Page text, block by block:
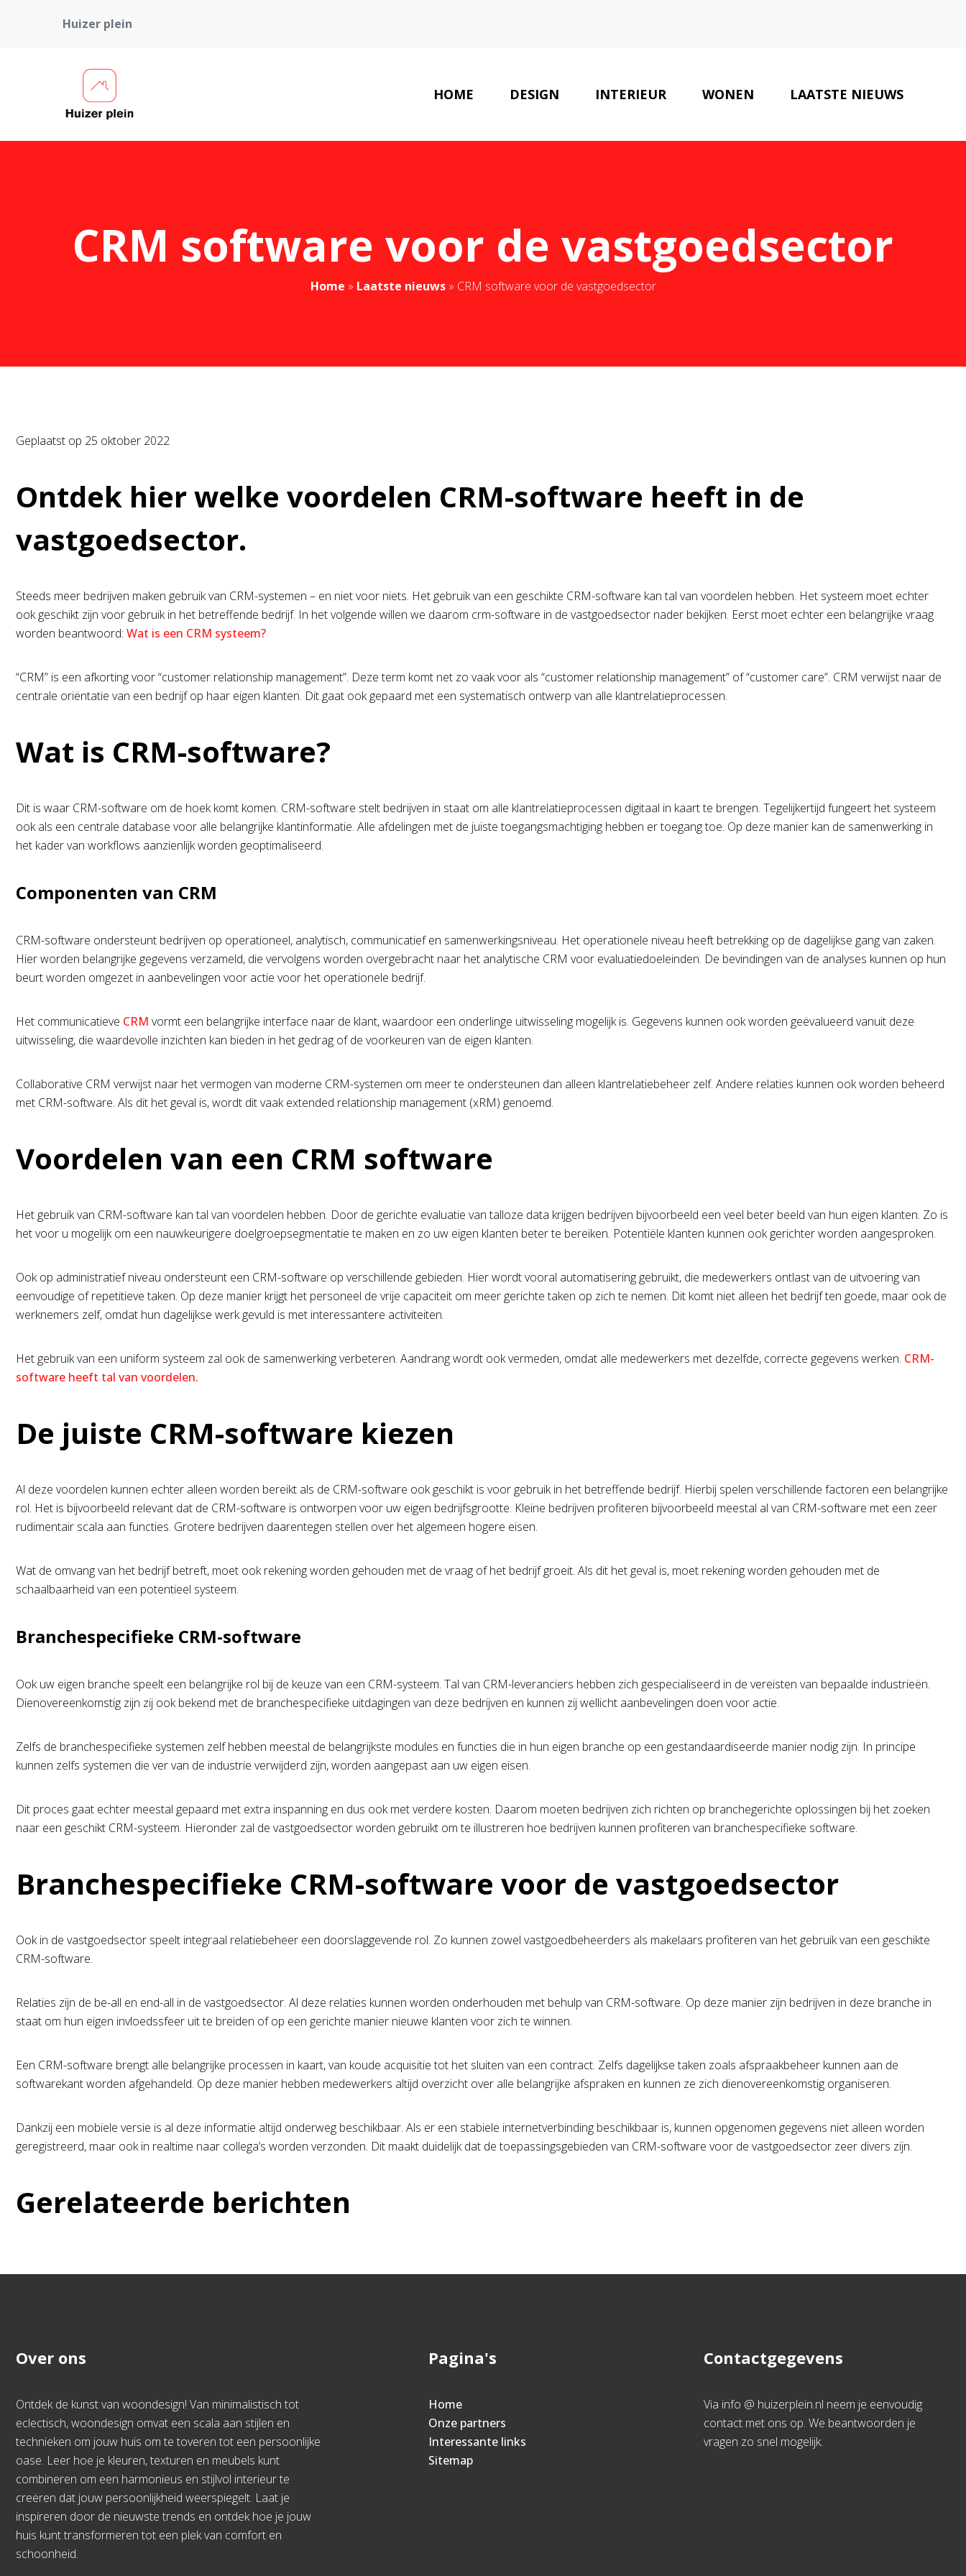
Huizer plein
HOME DESIGN INTERIEUR WONEN LAATSTE NIEUWS
CRM software voor de vastgoedsector
Home » Laatste nieuws» CRM software voor de vastgoedsector
Geplaatst op 25 oktober 2022
Ontdek hier welke voordelen CRM-software heeft in de
vastgoedsector.
Steeds meer bedrijven maken gebruik van CRM-systemen – en niet voor niets. Het gebruik van een geschikte CRM-software kan tal van voordelen hebben. Het systeem moet echter
ook geschikt zijn voor gebruik in het betreffende bedrijf. In het volgende willen we daarom crm-software in de vastgoedsector nader bekijken. Eerst moet echter een belangrijke vraag
worden beantwoord: Wat is een CRM systeem?
“CRM” is een afkorting voor “customer relationship management”. Deze term komt net zo vaak voor als “customer relationship management” of “customer care”. CRM verwijst naar de
centrale oriëntatie van een bedrijf op haar eigen klanten. Dit gaat ook gepaard met een systematisch ontwerp van alle klantrelatieprocessen.
Wat is CRM-software?
Dit is waar CRM-software om de hoek komt komen. CRM-software stelt bedrijven in staat om alle klantrelatieprocessen digitaal in kaart te brengen. Tegelijkertijd fungeert het systeem
ook als een centrale database voor alle belangrijke klantinformatie. Alle afdelingen met de juiste toegangsmachtiging hebben er toegang toe. Op deze manier kan de samenwerking in
het kader van workflows aanzienlijk worden geoptimaliseerd.
Componenten van CRM
CRM-software ondersteunt bedrijven op operationeel, analytisch, communicatief en samenwerkingsniveau. Het operationele niveau heeft betrekking op de dagelijkse gang van zaken.
Hier worden belangrijke gegevens verzameld, die vervolgens worden overgebracht naar het analytische CRM voor evaluatiedoeleinden. De bevindingen van de analyses kunnen op hun
beurt worden omgezet in aanbevelingen voor actie voor het operationele bedrijf.
Het communicatieve CRM vormt een belangrijke interface naar de klant, waardoor een onderlinge uitwisseling mogelijk is. Gegevens kunnen ook worden geëvalueerd vanuit deze
uitwisseling, die waardevolle inzichten kan bieden in het gedrag of de voorkeuren van de eigen klanten.
Collaborative CRM verwijst naar het vermogen van moderne CRM-systemen om meer te ondersteunen dan alleen klantrelatiebeheer zelf. Andere relaties kunnen ook worden beheerd
met CRM-software. Als dit het geval is, wordt dit vaak extended relationship management (xRM) genoemd.
Voordelen van een CRM software
Het gebruik van CRM-software kan tal van voordelen hebben. Door de gerichte evaluatie van talloze data krijgen bedrijven bijvoorbeeld een veel beter beeld van hun eigen klanten. Zo is
het voor u mogelijk om een nauwkeurigere doelgroepsegmentatie te maken en zo uw eigen klanten beter te bereiken. Potentiële klanten kunnen ook gerichter worden aangesproken.
Ook op administratief niveau ondersteunt een CRM-software op verschillende gebieden. Hier wordt vooral automatisering gebruikt, die medewerkers ontlast van de uitvoering van
eenvoudige of repetitieve taken. Op deze manier krijgt het personeel de vrije capaciteit om meer gerichte taken op zich te nemen. Dit komt niet alleen het bedrijf ten goede, maar ook de
werknemers zelf, omdat hun dagelijkse werk gevuld is met interessantere activiteiten.
Het gebruik van een uniform systeem zal ook de samenwerking verbeteren. Aandrang wordt ook vermeden, omdat alle medewerkers met dezelfde, correcte gegevens werken. CRM-
software heeft tal van voordelen.
De juiste CRM-software kiezen
Al deze voordelen kunnen echter alleen worden bereikt als de CRM-software ook geschikt is voor gebruik in het betreffende bedrijf. Hierbij spelen verschillende factoren een belangrijke
rol. Het is bijvoorbeeld relevant dat de CRM-software is ontworpen voor uw eigen bedrijfsgrootte. Kleine bedrijven profiteren bijvoorbeeld meestal al van CRM-software met een zeer
rudimentair scala aan functies. Grotere bedrijven daarentegen stellen over het algemeen hogere eisen.
Wat de omvang van het bedrijf betreft, moet ook rekening worden gehouden met de vraag of het bedrijf groeit. Als dit het geval is, moet rekening worden gehouden met de
schaalbaarheid van een potentieel systeem.
Branchespecifieke CRM-software
Ook uw eigen branche speelt een belangrijke rol bij de keuze van een CRM-systeem. Tal van CRM-leveranciers hebben zich gespecialiseerd in de vereisten van bepaalde industrieën.
Dienovereenkomstig zijn zij ook bekend met de branchespecifieke uitdagingen van deze bedrijven en kunnen zij wellicht aanbevelingen doen voor actie.
Zelfs de branchespecifieke systemen zelf hebben meestal de belangrijkste modules en functies die in hun eigen branche op een gestandaardiseerde manier nodig zijn. In principe
kunnen zelfs systemen die ver van de industrie verwijderd zijn, worden aangepast aan uw eigen eisen.
Dit proces gaat echter meestal gepaard met extra inspanning en dus ook met verdere kosten. Daarom moeten bedrijven zich richten op branchegerichte oplossingen bij het zoeken
naar een geschikt CRM-systeem. Hieronder zal de vastgoedsector worden gebruikt om te illustreren hoe bedrijven kunnen profiteren van branchespecifieke software.
Branchespecifieke CRM-software voor de vastgoedsector
Ook in de vastgoedsector speelt integraal relatiebeheer een doorslaggevende rol. Zo kunnen zowel vastgoedbeheerders als makelaars profiteren van het gebruik van een geschikte
CRM-software.
Relaties zijn de be-all en end-all in de vastgoedsector. Al deze relaties kunnen worden onderhouden met behulp van CRM-software. Op deze manier zijn bedrijven in deze branche in
staat om hun eigen invloedssfeer uit te breiden of op een gerichte manier nieuwe klanten voor zich te winnen.
Een CRM-software brengt alle belangrijke processen in kaart, van koude acquisitie tot het sluiten van een contract. Zelfs dagelijkse taken zoals afspraakbeheer kunnen aan de
softwarekant worden afgehandeld. Op deze manier hebben medewerkers altijd overzicht over alle belangrijke afspraken en kunnen ze zich dienovereenkomstig organiseren.
Dankzij een mobiele versie is al deze informatie altijd onderweg beschikbaar. Als er een stabiele internetverbinding beschikbaar is, kunnen opgenomen gegevens niet alleen worden
geregistreerd, maar ook in realtime naar collega’s worden verzonden. Dit maakt duidelijk dat de toepassingsgebieden van CRM-software voor de vastgoedsector zeer divers zijn.
Gerelateerde berichten
Over ons
Ontdek de kunst van woondesign! Van minimalistisch tot
eclectisch, woondesign omvat een scala aan stijlen en
technieken om jouw huis om te toveren tot een persoonlijke
oase. Leer hoe je kleuren, texturen en meubels kunt
combineren om een harmonieus en stijlvol interieur te
creëren dat jouw persoonlijkheid weerspiegelt. Laat je
inspireren door de nieuwste trends en ontdek hoe je jouw
huis kunt transformeren tot een plek van comfort en
schoonheid.
Pagina's
Home
Onze partners
Interessante links
Sitemap
Contactgegevens
Via info @ huizerplein.nl neem je eenvoudig
contact met ons op. We beantwoorden je
vragen zo snel mogelijk.